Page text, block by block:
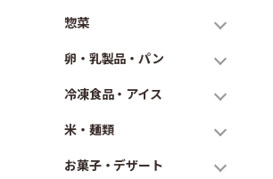
惣菜
卵・乳製品・パン
冷凍食品・アイス
米・麺類
お菓子・デザート